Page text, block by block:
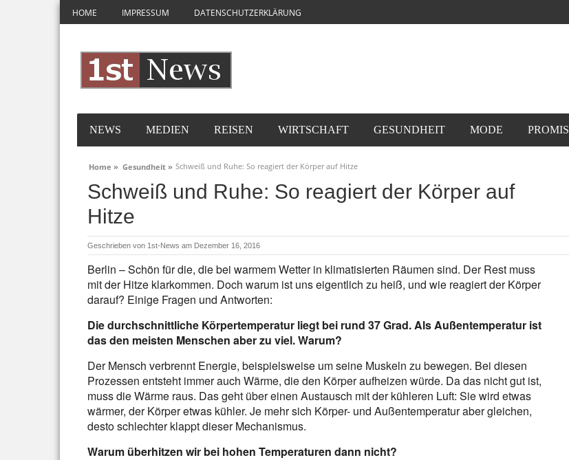
HOME IMPRESSUM DATENSCHUTZERKLÄRUNG
NEWS MEDIEN REISEN WIRTSCHAFT GESUNDHEIT MODE PROMIS
Home » Gesundheit » Schweiß und Ruhe: So reagiert der Körper auf Hitze
Schweiß und Ruhe: So reagiert der Körper auf
Hitze
Geschrieben von 1st-News am Dezember 16, 2016
Berlin – Schön für die, die bei warmem Wetter in klimatisierten Räumen sind. Der Rest muss
mit der Hitze klarkommen. Doch warum ist uns eigentlich zu heiß, und wie reagiert der Körper
darauf? Einige Fragen und Antworten:
Die durchschnittliche Körpertemperatur liegt bei rund 37 Grad. Als Außentemperatur ist
das den meisten Menschen aber zu viel. Warum?
Der Mensch verbrennt Energie, beispielsweise um seine Muskeln zu bewegen. Bei diesen
Prozessen entsteht immer auch Wärme, die den Körper aufheizen würde. Da das nicht gut ist,
muss die Wärme raus. Das geht über einen Austausch mit der kühleren Luft: Sie wird etwas
wärmer, der Körper etwas kühler. Je mehr sich Körper- und Außentemperatur aber gleichen,
desto schlechter klappt dieser Mechanismus.
Warum überhitzen wir bei hohen Temperaturen dann nicht?